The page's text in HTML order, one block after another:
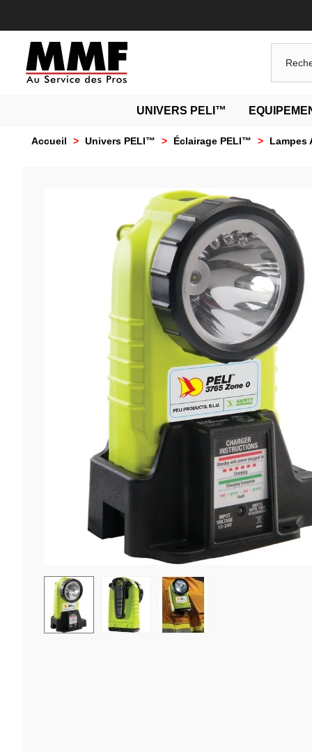
UNIVERS PELI™
Accueil > Univers PELI™ > Éclairage PELI™ > Lampes